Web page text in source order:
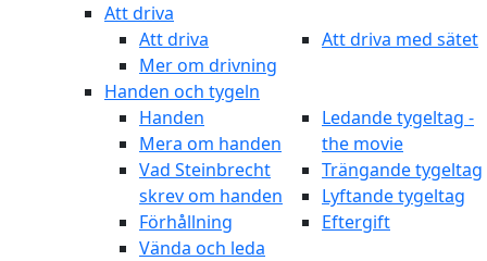
Att driva
Att driva
Mer om drivning
Att driva med sätet
Handen och tygeln
Handen
Mera om handen
Vad Steinbrecht
skrev om handen
Förhållning
Vända och leda
Ledande tygeltag -
the movie
Trängande tygeltag
Lyftande tygeltag
Eftergift